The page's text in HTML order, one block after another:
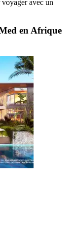
avec un
en Afrique